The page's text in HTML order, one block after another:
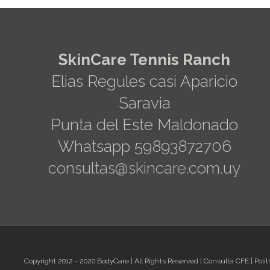
SkinCare Tennis Ranch
Elias Regules casi Aparicio
Saravia
Punta del Este Maldonado
Whatsapp 59893872706
consultas@skincare.com.uy
Copyright 2012 - 2020 BodyCare | All Rights Reserved |Consulta CFE